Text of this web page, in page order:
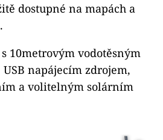
dostupné na mapách a
10metrovým vodotěsným
napájecím zdrojem,
a volitelným solárním